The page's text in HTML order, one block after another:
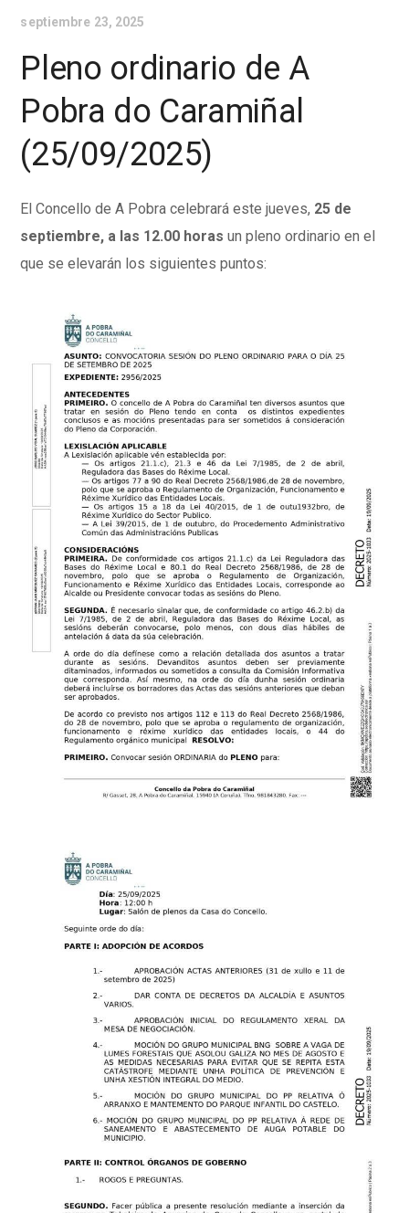
septiembre 23, 2025
Pleno ordinario de A
Pobra do Caramiñal
(25/09/2025)
El Concello de A Pobra celebrará este jueves, 25 de
septiembre, a las 12.00 horas un pleno ordinario en el
que se elevarán los siguientes puntos: